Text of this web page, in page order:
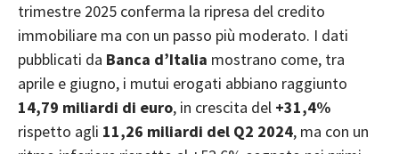
trimestre 2025 conferma la ripresa del credito
immobiliare ma con un passo più moderato. I dati
pubblicati da Banca d’Italia mostrano come, tra
aprile e giugno, i mutui erogati abbiano raggiunto
14,79 miliardi di euro, in crescita del +31,4%
rispetto agli 11,26 miliardi del Q2 2024, ma con un